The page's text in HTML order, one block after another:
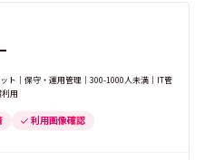
ト｜保守・運用管理｜300-1000人未満｜IT管
用
利用画像確認